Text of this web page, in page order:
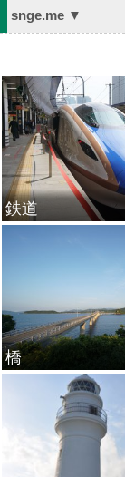
snge.me ▼
鉄道
橋